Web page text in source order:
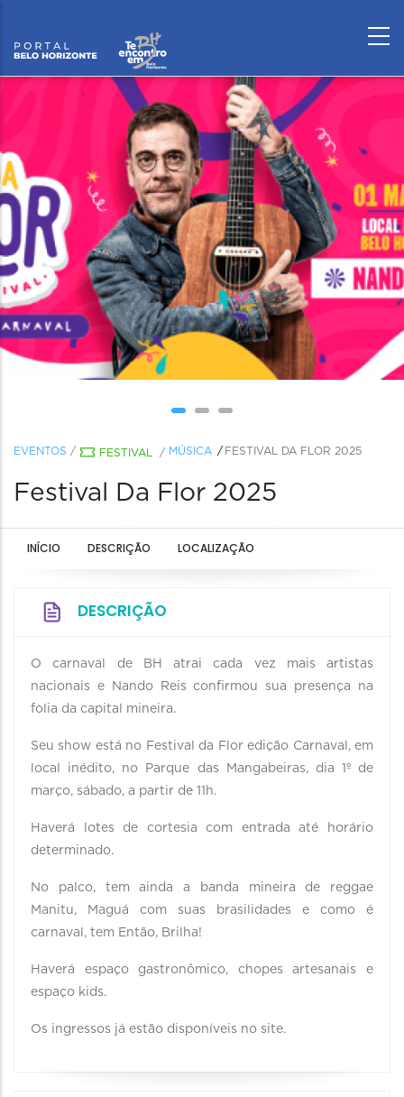
EVENTOS / FESTIVAL / MÚSICA FESTIVAL DA FLOR 2025
Festival Da Flor 2025
INÍCIO DESCRIÇÃO LOCALIZAÇÃO
DESCRIÇÃO
O carnaval de BH atrai cada vez mais artistas
nacionais e Nando Reis confirmou sua presença na
folia da capital mineira.
Seu show está no Festival da Flor edição Carnaval, em
local inédito, no Parque das Mangabeiras, dia 1º de
março, sábado, a partir de 11h.
Haverá lotes de cortesia com entrada até horário
determinado.
No palco, tem ainda a banda mineira de reggae
Manitu, Maguá com suas brasilidades e como é
carnaval, tem Então, Brilha!
Haverá espaço gastronômico, chopes artesanais e
espaço kids.
Os ingressos já estão disponíveis no site.